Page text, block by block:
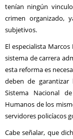
tenían ningún
crimen organizado,
subjetivos.
El especialista
sistema de carrera
esta reforma es
deben de
Sistema Nacional
Humanos de los
servidores policíacos
Cabe señalar, que